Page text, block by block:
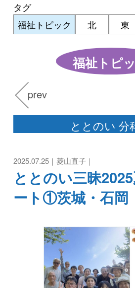
タグ
福祉トピック
北 東
福祉トピ
prev
ととのい 分
2025.07.25｜菱山直子｜
ととのい三昧
ート①茨城・石岡